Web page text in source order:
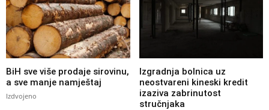
BiH sve više prodaje sirovinu,
a sve manje namještaj
Izdvojeno
Izgradnja bolnica uz
neostvareni kineski kredit
izaziva zabrinutost
stručnjaka